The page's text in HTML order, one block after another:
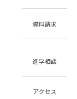
資料請求
進学相談
アクセス